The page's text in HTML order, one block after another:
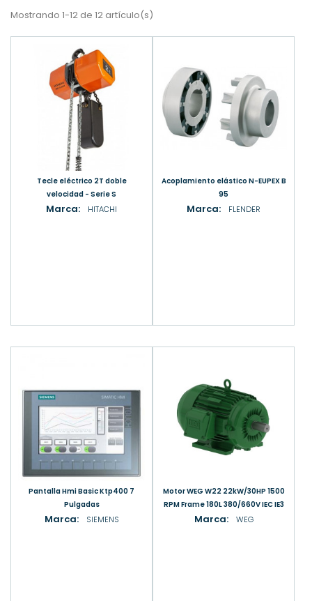
Mostrando 1-12 de 12 artículo(s)
Tecle eléctrico 2T doble
velocidad - Serie S
Marca: HITACHI
Acoplamiento elástico N-EUPEX B
95
Marca: FLENDER
Pantalla Hmi Basic Ktp400 7
Pulgadas
Marca: SIEMENS
Motor WEG W22 22kW/30HP 1500
RPM Frame 180L 380/660V IEC IE3
Marca: WEG